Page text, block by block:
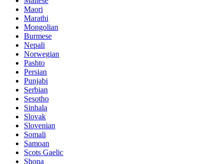
Maori
Marathi
Mongolian
Burmese
Nepali
Norwegian
Pashto
Persian
Punjabi
Serbian
Sesotho
Sinhala
Slovak
Slovenian
Somali
Samoan
Scots Gaelic
Shona